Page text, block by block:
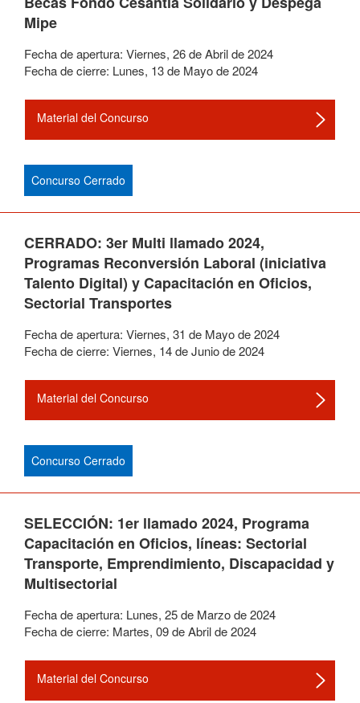
Mipe
Fecha de apertura: Viernes, 26deAbrilde2024
Fecha de cierre: Lunes, 13de Mayode2024
Material del Concurso
Concurso Cerrado
CERRADO: 3er Multi llamado 2024,
Programas Reconversión Laboral (iniciativa
Talento Digital) y Capacitación en Oficios,
Sectorial Transportes
Fecha de apertura: Viernes, 31 de Mayode2024
Fecha de cierre: Viernes, 14deJuniode2024
Material del Concurso
Concurso Cerrado
SELECCIÓN: 1er llamado 2024, Programa
Capacitación en Oficios, líneas: Sectorial
Transporte, Emprendimiento, Discapacidad y
Multisectorial
Fecha de apertura: Lunes, 25de Marzode2024
Fecha de cierre: Martes, 09deAbrilde2024
Material del Concurso